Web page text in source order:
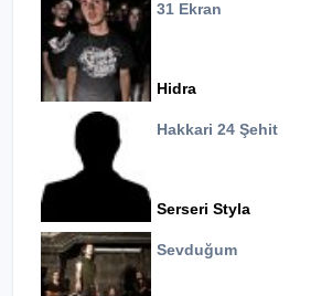
31 Ekran
Hidra
Hakkari 24 Şehit
Serseri Styla
Sevduğum